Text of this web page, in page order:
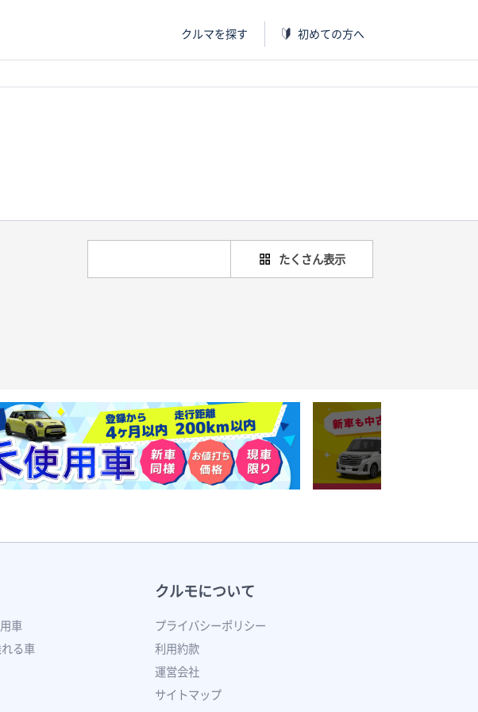
クルマを探す 初めての方へ
たくさん表示
車
る車
クルモについて
プライバシーポリシー
利用約款
運営会社
サイトマップ